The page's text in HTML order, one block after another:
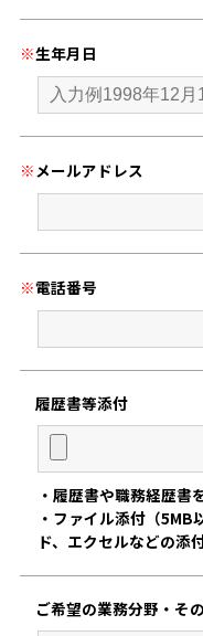
※生年月日
※ メールアドレス
※電話番号
履歴書等添付
・履歴書や職務経歴書
・ファイル添付（
ド、エクセルなどの添
ご希望の業務分野・ そ